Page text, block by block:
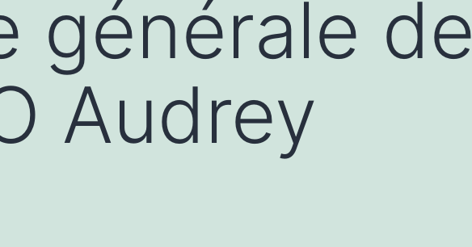
générale de
Audrey